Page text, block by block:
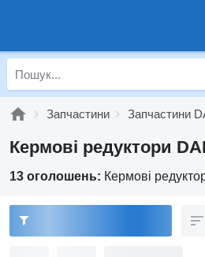
Запчастини Запчастини
Кермові редуктори
13 оголошень: Кермові